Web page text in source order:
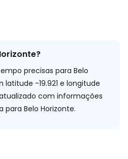
precisas para Belo
latitude -19.921 e longitude
com informações
Belo Horizonte.